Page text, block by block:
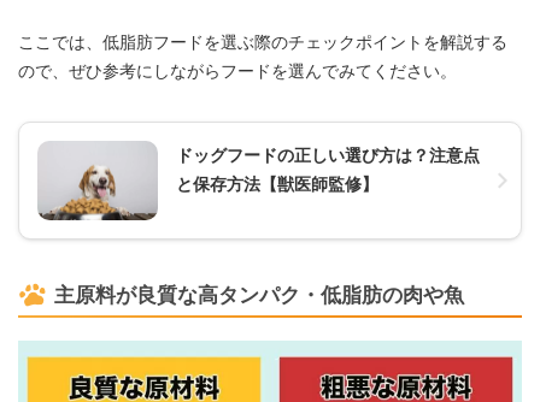
ここでは、低脂肪フードを選ぶ際のチェックポイントを解説する
ので、ぜひ参考にしながらフードを選んでみてください。
ドッグフードの正しい選び方は？注意点
と保存方法【獣医師監修】
主原料が良質な高タンパク・低脂肪の肉や魚